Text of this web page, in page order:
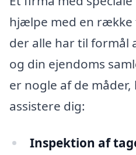
hjælpe med en række
der alle har til formål
og din ejendoms
er nogle af de
assistere dig:
Inspektion af